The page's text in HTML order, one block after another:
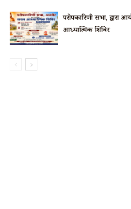
परोपकारिणी सभा,
आध्यात्मिक शिविर